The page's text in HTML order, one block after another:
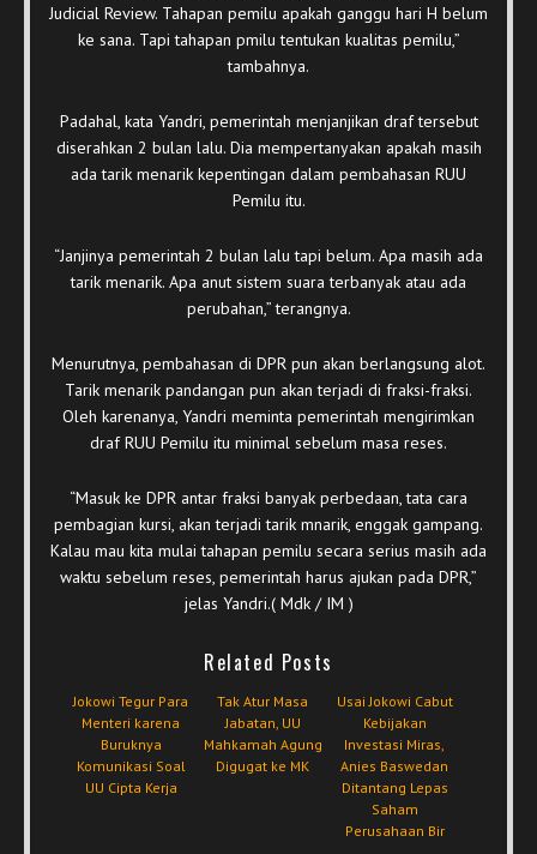
Judicial Review. Tahapan pemilu apakah ganggu hari H belum
ke sana. Tapi tahapan pmilu tentukan kualitas pemilu,”
tambahnya.
Padahal, kata Yandri, pemerintah menjanjikan draf tersebut
diserahkan 2 bulan lalu. Dia mempertanyakan apakah masih
ada tarik menarik kepentingan dalam pembahasan RUU
Pemilu itu.
“Janjinya pemerintah 2 bulan lalu tapi belum. Apa masih ada
tarik menarik. Apa anut sistem suara terbanyak atau ada
perubahan,” terangnya.
Menurutnya, pembahasan di DPR pun akan berlangsung alot.
Tarik menarik pandangan pun akan terjadi di fraksi-fraksi.
Oleh karenanya, Yandri meminta pemerintah mengirimkan
draf RUU Pemilu itu minimal sebelum masa reses.
“Masuk ke DPR antar fraksi banyak perbedaan, tata cara
pembagian kursi, akan terjadi tarik mnarik, enggak gampang.
Kalau mau kita mulai tahapan pemilu secara serius masih ada
waktu sebelum reses, pemerintah harus ajukan pada DPR,”
jelas Yandri.( Mdk / IM )
Related Posts
Jokowi Tegur Para
Menteri karena
Buruknya
Komunikasi Soal
UU Cipta Kerja
Tak Atur Masa
Jabatan, UU
Mahkamah Agung
Digugat ke MK
Usai Jokowi Cabut
Kebijakan
Investasi Miras,
Anies Baswedan
Ditantang Lepas
Saham
Perusahaan Bir